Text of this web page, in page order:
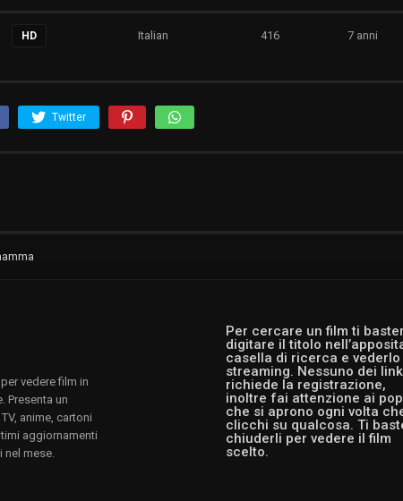
HD Italian 416 7 anni
Twitter
Per cercare un film ti
digitare il titolo
casella di ricerca e vederlo
streaming. Nessuno dei link
richiede la registrazione,
inoltre fai attenzione ai
che si aprono ogni volta
clicchi su qualcosa. Ti
chiuderli per vedere il film
scelto.
vedere film in
Presenta un
anime, cartoni
aggiornamenti
nel mese.